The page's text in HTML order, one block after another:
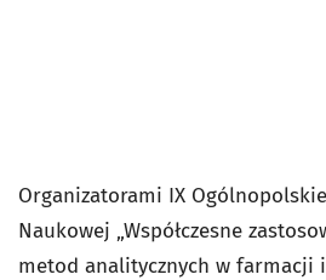
Organizatorami IX
Naukowej „Współczesne
metod analitycznych w farmacji